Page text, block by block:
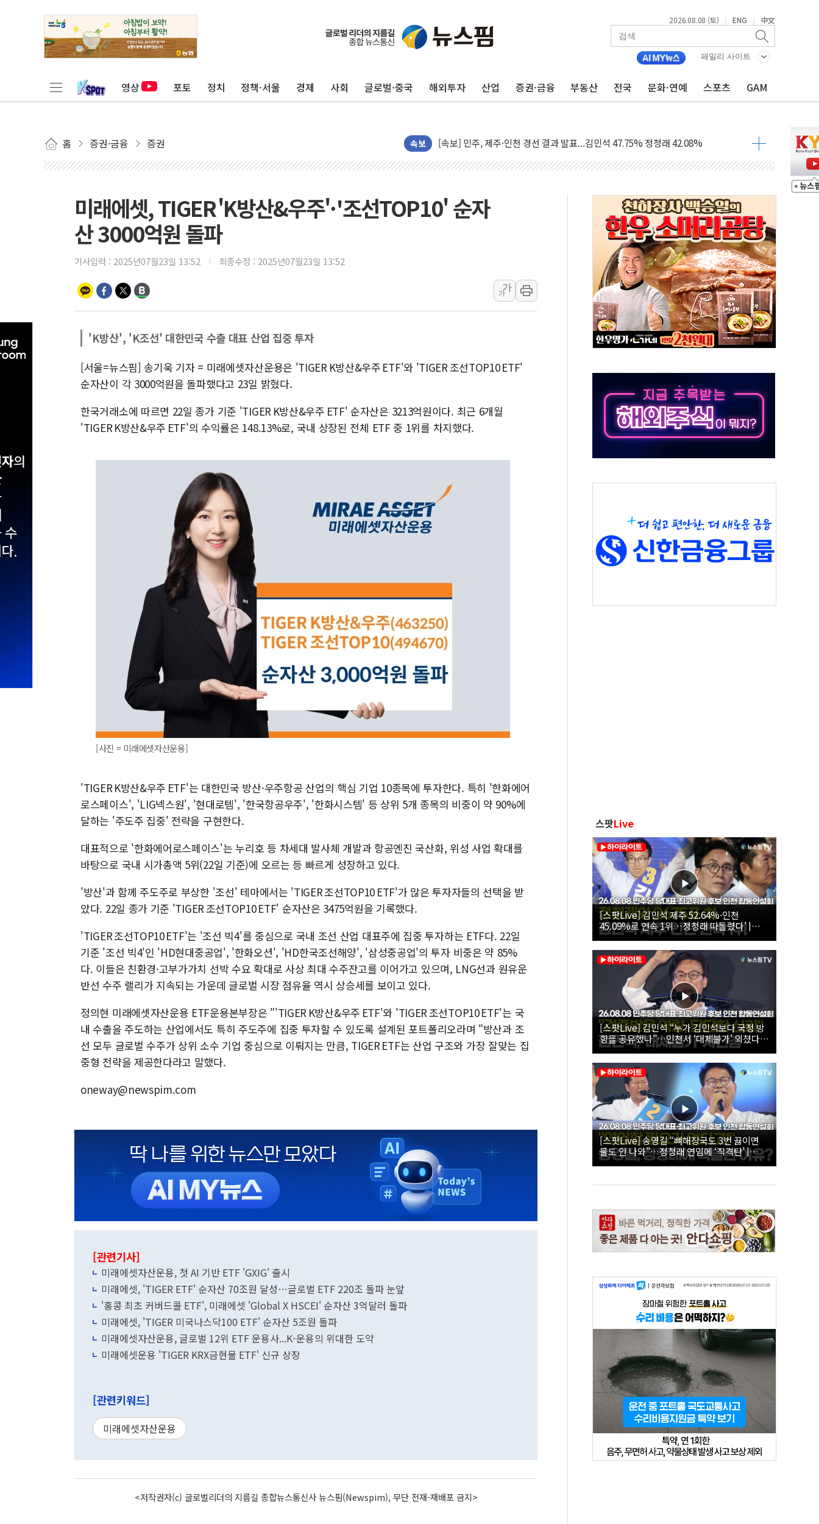
2026.08.08 (토) | ENG | 中文
패밀리 사이트
영상 포토 정치 정책·서울 경제 사회 글로벌·중국 해외투자 산업 증권·금융 부동산 전국 문화·연예 스포츠 GAM
홈 증권·금융 증권 속보
김민석, 2주차 제주·인천 경선서 정청래에 승리...47.75% vs 42.08%
[속보] 민주, 인천 경선 결과 발표...김민석 45.09% 정청래 43.27% 송영길 11.63%
[속보] 민주, 제주 경선 결과 발표...김민석 52.64% 정청래 39.89% 송영길 7.47%
美, 이란전 출구전략 만지작…공습 한계·탄약 부족 현실화
강릉·동해·삼척 시간당 최대 50㎜ 폭우…강원 동해안 강한 비 이어져
폐기물 수거하다 참변…60대 환경미화원 수거차에 치여 사망
서울 중랑구 주택가서 흉기 난동…60대 남성 2명 숨져
李대통령 "결혼 때문에 손해 보는 일 없게"…'결혼 페널티' 22개 과제 손본다
여수 오동도 인근 해상서 모터보트 전복…1명 사망·1명 실종
추미애, '위안부' 피해자 기림의 날 참석..."국제적 시민 연대로 목소리 내야"
인천 선재도 갯벌서 해루질 중 실종 60대 나흘만에 숨진 채 발견
인천서 말다툼 중 어머니 흉기 살해 10대 아들 체포
'화합' 꺼낸 김민석에 '뻔뻔' 받아친 정청래…제주 연설서 신경전 고조
동해중부 전 해상 풍랑주의보…10일까지 최대 3.5m 높은 물결
연일 폭염에 온열질환 사망 23명…정부, 비상대응기구 가동
中 전방위 아파트 부양, 수도 베이징도 부동산 규제 철폐
미래에셋, TIGER 'K방산&우주'· '조선TOP10' 순자
산 3000억원 돌파
기사입력 : 2025년07월23일 13:52 최종수정 : 2025년07월23일 13:52
가
가
'K방산', 'K조선' 대한민국 수출 대표 산업 집중 투자
[서울=뉴스핌] 송기욱 기자 = 미래에셋자산운용은 'TIGER K방산&우주 ETF'와 'TIGER 조선TOP10 ETF'
순자산이 각 3000억원을 돌파했다고 23일 밝혔다.
한국거래소에 따르면 22일 종가 기준 'TIGER K방산&우주 ETF' 순자산은 3213억원이다. 최근 6개월
'TIGER K방산&우주 ETF'의 수익률은 148.13%로, 국내 상장된 전체 ETF 중 1위를 차지했다.
[사진 = 미래에셋자산운용]
'TIGER K방산&우주 ETF'는 대한민국 방산·우주항공 산업의 핵심 기업 10종목에 투자한다. 특히 '한화에어
로스페이스', 'LIG넥스원', '현대로템', '한국항공우주', '한화시스템' 등 상위 5개 종목의 비중이 약 90%에
달하는 '주도주 집중' 전략을 구현한다.
대표적으로 '한화에어로스페이스'는 누리호 등 차세대 발사체 개발과 항공엔진 국산화, 위성 사업 확대를
바탕으로 국내 시가총액 5위(22일 기준)에 오르는 등 빠르게 성장하고 있다.
'방산'과 함께 주도주로 부상한 '조선' 테마에서는 'TIGER 조선TOP10 ETF'가 많은 투자자들의 선택을 받
았다. 22일 종가 기준 'TIGER 조선TOP10 ETF' 순자산은 3475억원을 기록했다.
'TIGER 조선TOP10 ETF'는 '조선 빅4'를 중심으로 국내 조선 산업 대표주에 집중 투자하는 ETF다. 22일
기준 '조선 빅4'인 'HD현대중공업', '한화오션', 'HD한국조선해양', '삼성중공업'의 투자 비중은 약 85%
다. 이들은 친환경·고부가가치 선박 수요 확대로 사상 최대 수주잔고를 이어가고 있으며, LNG선과 원유운
반선 수주 랠리가 지속되는 가운데 글로벌 시장 점유율 역시 상승세를 보이고 있다.
정의현 미래에셋자산운용 ETF운용본부장은 "'TIGER K방산&우주 ETF'와 'TIGER 조선TOP10 ETF'는 국
내 수출을 주도하는 산업에서도 특히 주도주에 집중 투자할 수 있도록 설계된 포트폴리오라며 "방산과 조
선 모두 글로벌 수주가 상위 소수 기업 중심으로 이뤄지는 만큼, TIGER ETF는 산업 구조와 가장 잘맞는 집
중형 전략을 제공한다라고 말했다.
oneway@newspim.com
[관련기사]
미래에셋자산운용, 첫 AI 기반 ETF 'GXIG' 출시
미래에셋, 'TIGER ETF' 순자산 70조원 달성…글로벌 ETF 220조 돌파 눈앞
'홍콩 최초 커버드콜 ETF', 미래에셋 'Global X HSCEI' 순자산 3억달러 돌파
미래에셋, 'TIGER 미국나스닥100 ETF' 순자산 5조원 돌파
미래에셋자산운용, 글로벌 12위 ETF 운용사...K-운용의 위대한 도약
미래에셋운용 'TIGER KRX금현물 ETF' 신규 상장
[관련키워드]
미래에셋자산운용
<저작권자(c) 글로벌리더의 지름길 종합뉴스통신사 뉴스핌(Newspim), 무단 전재-재배포 금지>
스팟Live
[스팟Live] 김민석 제주 52.64%·인천
45.09%로 연속 1위…정청래 따돌렸다’ |
26.08.08 더불어민주당 당대표·최고위원 후
보 인천 합동연설회
[스팟Live] 김민석 “누가 김민석보다 국정 방
향을 공유했나”…인천서 ‘대체불가’ 외쳤다 |
26.08.08 더불어민주당 당대표·최고위원 후
보 인천 합동연설회
[스팟Live] 송영길 “뼈해장국도 3번 끓이면
물도 안 나와”…정청래 연임에 ‘직격탄’ |
26.08.08 더불어민주당 당대표·최고위원 후